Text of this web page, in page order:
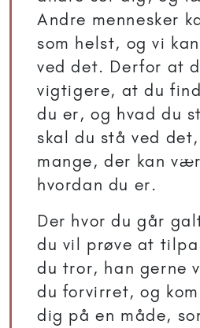
Andre mennesker
som helst, og vi
ved det. Derfor at
vigtigere, at du
du er, og hvad du
skal du stå ved
mange, der kan
hvordan du er.
Der hvor du går
du vil prøve at
du tror, han gerne
du forvirret, og
dig på en måde,